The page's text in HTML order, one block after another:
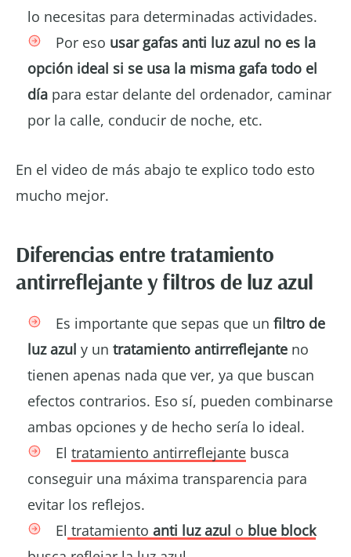
lo necesitas para determinadas actividades.
Por eso usar gafas anti luz azul no es la
opción ideal si se usa la misma gafa todo el
día para estar delante del ordenador, caminar
por la calle, conducir de noche, etc.
En el video de más abajo te explico todo esto
mucho mejor.
Diferencias entre tratamiento
antirreflejante y filtros de luz azul
Es importante que sepas que un filtro de
luz azul y un tratamiento antirreflejante no
tienen apenas nada que ver, ya que buscan
efectos contrarios. Eso sí, pueden combinarse
ambas opciones y de hecho sería lo ideal.
El tratamiento antirreflejante busca
conseguir una máxima transparencia para
evitar los reflejos.
El tratamiento anti luz azul o blue block